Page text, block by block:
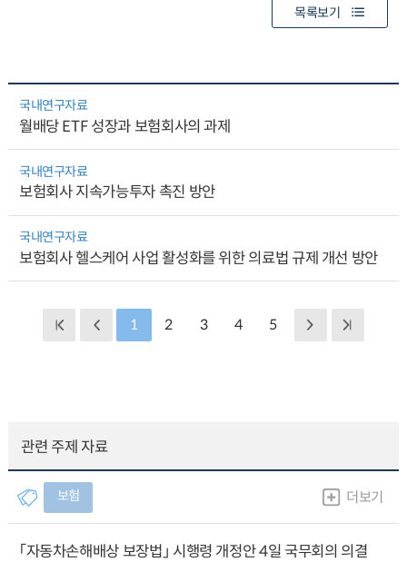
목록보기
국내연구자료
월배당 ETF 성장과 보험회사의 과제
국내연구자료
보험회사 지속가능투자 촉진 방안
국내연구자료
보험회사 헬스케어 사업 활성화를 위한 의료법 규제 개선 방안
1 2 3 4 5
관련 주제 자료
보험 더보기
「자동차손해배상 보장법」 시행령 개정안 4일 국무회의 의결